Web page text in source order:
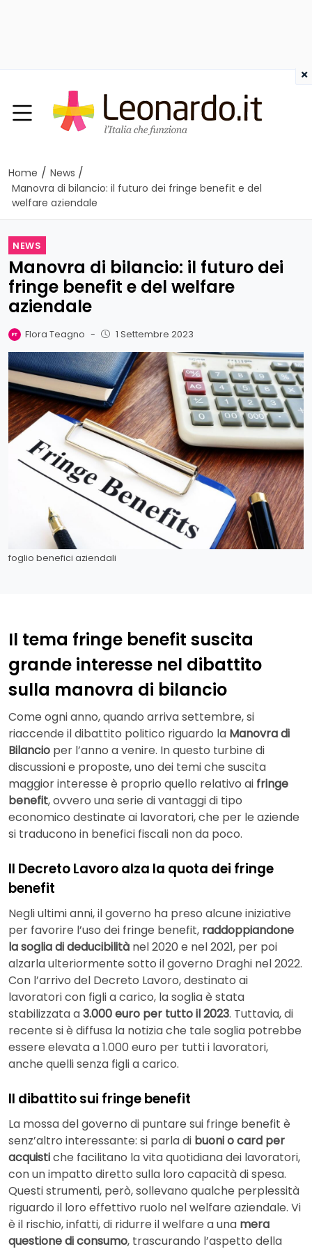
Home / News /
Manovra di bilancio: il futuro dei fringe benefit e del
welfare aziendale
NEWS
Manovra di bilancio: il futuro dei
fringe benefit e del welfare
aziendale
Flora Teagno - 1 Settembre 2023
foglio benefici aziendali
Il tema fringe benefit suscita
grande interesse nel dibattito
sulla manovra di bilancio
Come ogni anno, quando arriva settembre, si
riaccende il dibattito politico riguardo la Manovra di
Bilancio per l’anno a venire. In questo turbine di
discussioni e proposte, uno dei temi che suscita
maggior interesse è proprio quello relativo ai fringe
benefit, ovvero una serie di vantaggi di tipo
economico destinate ai lavoratori, che per le aziende
si traducono in benefici fiscali non da poco.
Il Decreto Lavoro alza la quota dei fringe
benefit
Negli ultimi anni, il governo ha preso alcune iniziative
per favorire l’uso dei fringe benefit, raddoppiandone
la soglia di deducibilità nel 2020 e nel 2021, per poi
alzarla ulteriormente sotto il governo Draghi nel 2022.
Con l’arrivo del Decreto Lavoro, destinato ai
lavoratori con figli a carico, la soglia è stata
stabilizzata a3.000 euro per tutto il 2023. Tuttavia, di
recente si è diffusa la notizia che tale soglia potrebbe
essere elevata a 1.000 euro per tutti i lavoratori,
anche quelli senza figli a carico.
Il dibattito sui fringe benefit
La mossa del governo di puntare sui fringe benefit è
senz’altro interessante: si parla di buoni o card per
acquistiche facilitano la vita quotidiana dei lavoratori,
con un impatto diretto sulla loro capacità di spesa.
Questi strumenti, però, sollevano qualche perplessità
riguardo il loro effettivo ruolo nel welfare aziendale. Vi
è il rischio, infatti, di ridurre il welfare a una mera
questione di consumo, trascurando l’aspetto della
×